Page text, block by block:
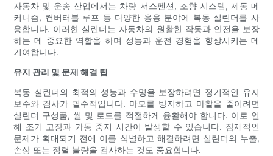
자동차 및 운송 산업에서는 차량 서스펜션, 조향 시스템, 제동 메
커니즘, 컨버터블 루프 등 다양한 응용 분야에 복동 실린더를 사
용합니다. 이러한 실린더는 자동차의 원활한 작동과 안전을 보장
하는 데 중요한 역할을 하며 성능과 운전 경험을 향상시키는 데
기여합니다.
유지 관리 및 문제 해결 팁
복동 실린더의 최적의 성능과 수명을 보장하려면 정기적인 유지
보수와 검사가 필수적입니다. 마모를 방지하고 마찰을 줄이려면
실린더 구성품, 씰 및 로드를 적절하게 윤활해야 합니다. 이로 인
해 조기 고장과 가동 중지 시간이 발생할 수 있습니다. 잠재적인
문제가 확대되기 전에 이를 식별하고 해결하려면 실린더의 누출,
손상 또는 정렬 불량을 검사하는 것도 중요합니다.